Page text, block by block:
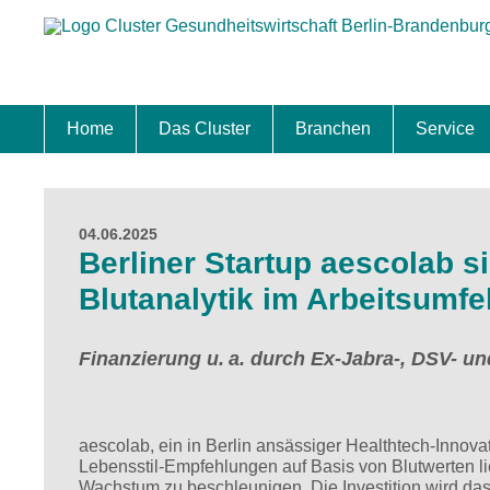
Home Das Cluster Branchen Service
04.06.2025
Berliner Startup aescolab
Blutanalytik im
Finanzierung u. a. durch Ex-Jabra-, DSV-
aescolab, ein in Berlin ansässiger Healthtech-
Lebensstil-Empfehlungen auf Basis von Blutwerten